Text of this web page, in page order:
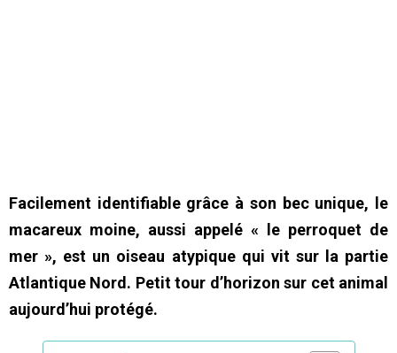
Facilement identifiable grâce à son bec unique, le
macareux moine, aussi appelé « le perroquet de
mer », est un oiseau atypique qui vit sur la partie
Atlantique Nord. Petit tour d’horizon sur cet animal
aujourd’hui protégé.